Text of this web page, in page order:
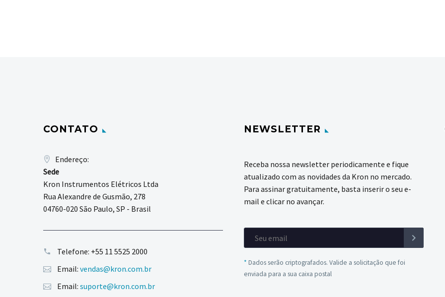
CONTATO
Endereço:
Sede
Kron Instrumentos Elétricos Ltda
Rua Alexandre de Gusmão, 278
04760-020 São Paulo, SP - Brasil
Telefone: +55 11 5525 2000
Email: vendas@kron.com.br
Email: suporte@kron.com.br
NEWSLETTER
Receba nossa newsletter periodicamente e fique
atualizado com as novidades da Kron no mercado.
Para assinar gratuitamente, basta inserir o seu e-
mail e clicar no avançar.
* Dados serão criptografados. Valide a solicitação que foi
enviada para a sua caixa postal